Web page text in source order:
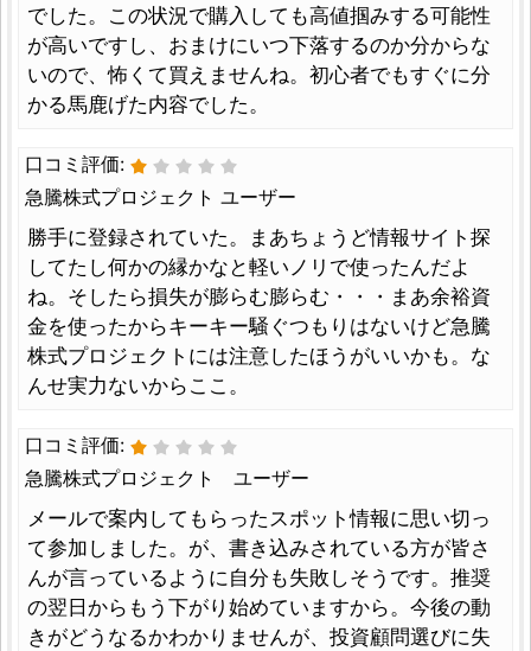
でした。この状況で購入しても高値掴みする可能性
が高いですし、おまけにいつ下落するのか分からな
いので、怖くて買えませんね。初心者でもすぐに分
かる馬鹿げた内容でした。
口コミ評価:
急騰株式プロジェクト ユーザー
勝手に登録されていた。まあちょうど情報サイト探
してたし何かの縁かなと軽いノリで使ったんだよ
ね。そしたら損失が膨らむ膨らむ・・・まあ余裕資
金を使ったからキーキー騒ぐつもりはないけど急騰
株式プロジェクトには注意したほうがいいかも。な
んせ実力ないからここ。
口コミ評価:
急騰株式プロジェクト ユーザー
メールで案内してもらったスポット情報に思い切っ
て参加しました。が、書き込みされている方が皆さ
んが言っているように自分も失敗しそうです。推奨
の翌日からもう下がり始めていますから。今後の動
きがどうなるかわかりませんが、投資顧問選びに失